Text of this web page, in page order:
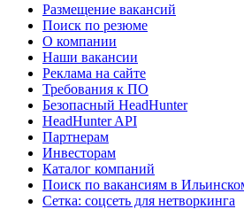
Размещение вакансий
Поиск по резюме
О компании
Наши вакансии
Реклама на сайте
Требования к ПО
Безопасный HeadHunter
HeadHunter API
Партнерам
Инвесторам
Каталог компаний
Поиск по вакансиям в
Сетка: соцсеть для нетворкинга